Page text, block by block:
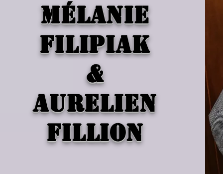
Mélanie
filipiak
&
aurelien
fillion